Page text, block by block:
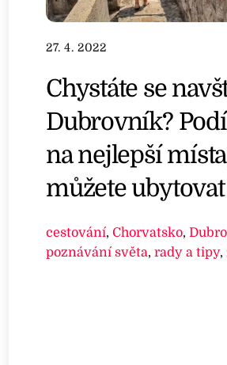
27. 4. 2022
Chystáte se
Dubrovník?
na nejlepší
můžete ubytovat
cestování,Chorvatsko,
poznávání světa,rady a tipy,